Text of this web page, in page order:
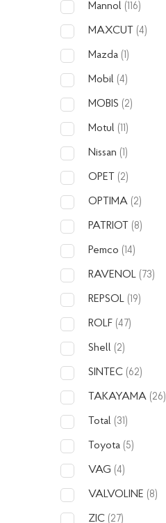
Mannol (116)
MAXCUT (4)
Mazda (1)
Mobil (4)
MOBIS (2)
Motul (11)
Nissan (1)
OPET (2)
OPTIMA (2)
PATRIOT (8)
Pemco (14)
RAVENOL (73)
REPSOL (19)
ROLF (47)
Shell (2)
SINTEC (62)
TAKAYAMA (26)
Total (31)
Toyota (5)
VAG (4)
VALVOLINE (8)
ZIC (27)